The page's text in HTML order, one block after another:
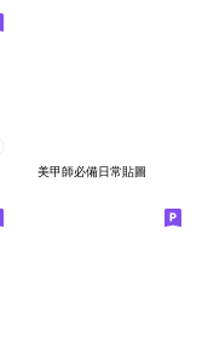
美甲師必備日常貼圖